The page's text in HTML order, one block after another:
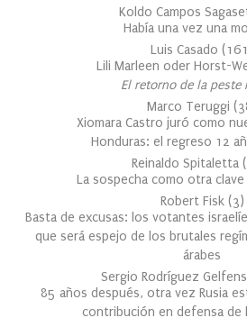
Koldo Campos
Había una vez una
Luis Casado (161
Lili Marleen oder Horst-
El retorno de la peste
Marco Teruggi (
Xiomara Castro juró como
Honduras: el regreso 12
Reinaldo Spitaletta (
La sospecha como otra
Robert Fisk (3)
Basta de excusas: los votantes
que será espejo de los brutales
árabes
Sergio Rodríguez
85 años después, otra vez Rusia
contribución en defensa de